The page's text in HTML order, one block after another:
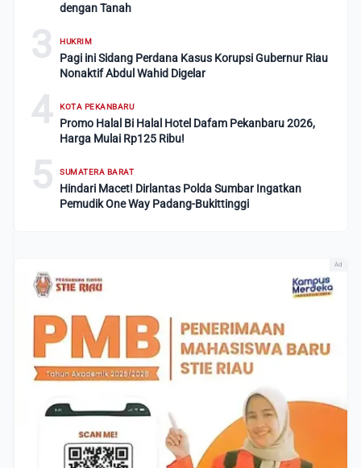
dengan Tanah
3 HUKRIM
Pagi ini Sidang Perdana Kasus Korupsi Gubernur Riau
Nonaktif Abdul Wahid Digelar
4 KOTA PEKANBARU
Promo Halal Bi Halal Hotel Dafam Pekanbaru 2026,
Harga Mulai Rp125 Ribu!
5 SUMATERA BARAT
Hindari Macet! Dirlantas Polda Sumbar Ingatkan
Pemudik One Way Padang-Bukittinggi
Ad